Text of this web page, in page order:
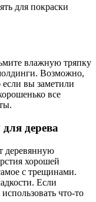
для покраски
влажную тряпку
Возможно,
если вы заметили
все
дерева
деревянную
хорошей
с трещинами.
Если
что-то